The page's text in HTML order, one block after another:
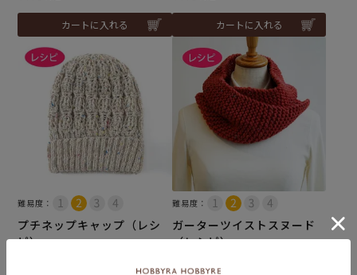
カートに入れる カートに入れる
難易度：
プチネップキャップ（レシ
ピ）
難易度：
ガーターツイストスヌード
（レシピ）